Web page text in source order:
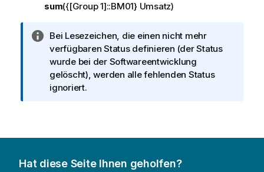
sum({[Group 1]::BM01} Umsatz)
I
n
f
o
r
i
n
Bei Lesezeichen, die einen nicht mehr
verfügbaren Status definieren (der Status
wurde bei der Softwareentwicklung
gelöscht), werden alle fehlenden Status
ignoriert.
Hat diese Seite Ihnen geholfen?